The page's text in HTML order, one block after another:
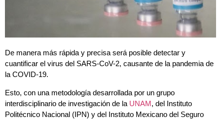
De manera más rápida y precisa será posible detectar y
cuantificar el virus del SARS-CoV-2, causante de la pandemia de
la COVID-19.
Esto, con una metodología desarrollada por un grupo
interdisciplinario de investigación de la UNAM, del Instituto
Politécnico Nacional (IPN) y del Instituto Mexicano del Seguro